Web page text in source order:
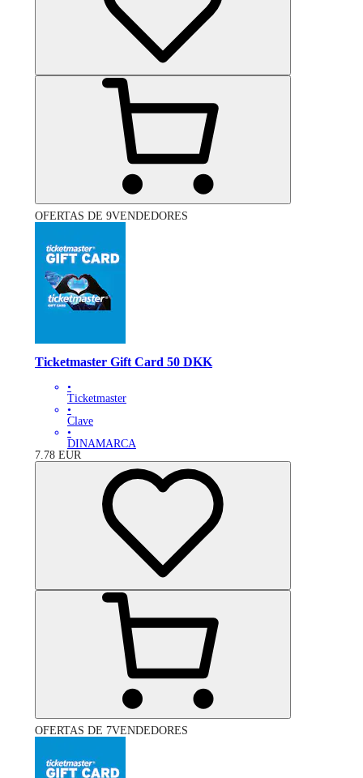
OFERTAS DE 9VENDEDORES
Ticketmaster Gift Card 50 DKK
•
Ticketmaster
•
Clave
•
DINAMARCA
7.78 EUR
OFERTAS DE 7VENDEDORES